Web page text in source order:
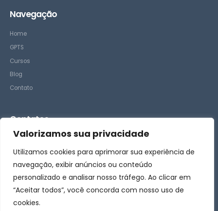
Valorizamos sua privacidade
Utilizamos cookies para aprimorar sua experiência de
navegação, exibir anúncios ou conteúdo
personalizado e analisar nosso tráfego. Ao clicar em
“Aceitar todos”, você concorda com nosso uso de
cookies.
Navegação
Home
GPTS
Cursos
Blog
Contato
Contatos
– Suporte
– Comercial
Siga-nos